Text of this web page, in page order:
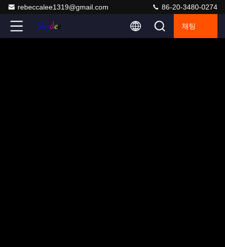
rebeccalee1319@gmail.com 86-20-3480-0274
채팅